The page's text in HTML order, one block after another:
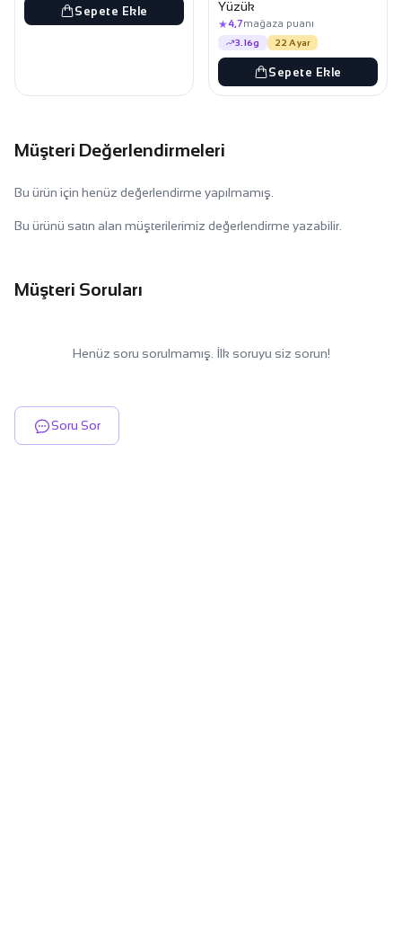
Sepete Ekle Yüzük
★4,7mağaza puanı
3.16g 22 Ayar
Sepete Ekle
Müşteri Değerlendirmeleri
Bu ürün için henüz değerlendirme yapılmamış.
Bu ürünü satın alan müşterilerimiz değerlendirme yazabilir.
Müşteri Soruları
Henüz soru sorulmamış. İlk soruyu siz sorun!
Soru Sor